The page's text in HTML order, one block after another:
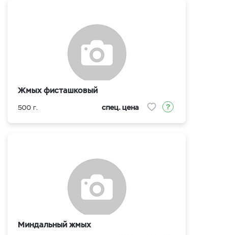
Жмых фисташковый
500 г. спец. цена
Миндальный жмых